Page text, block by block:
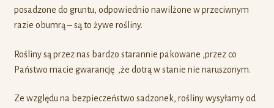
posadzone do gruntu, odpowiednio nawilżone w przeciwnym
razie obumrą – są to żywe rośliny.
Rośliny są przez nas bardzo starannie pakowane ,przez co
Państwo macie gwarancję ,że dotrą w stanie nie naruszonym.
Ze względu na bezpieczeństwo sadzonek, rośliny wysyłamy od